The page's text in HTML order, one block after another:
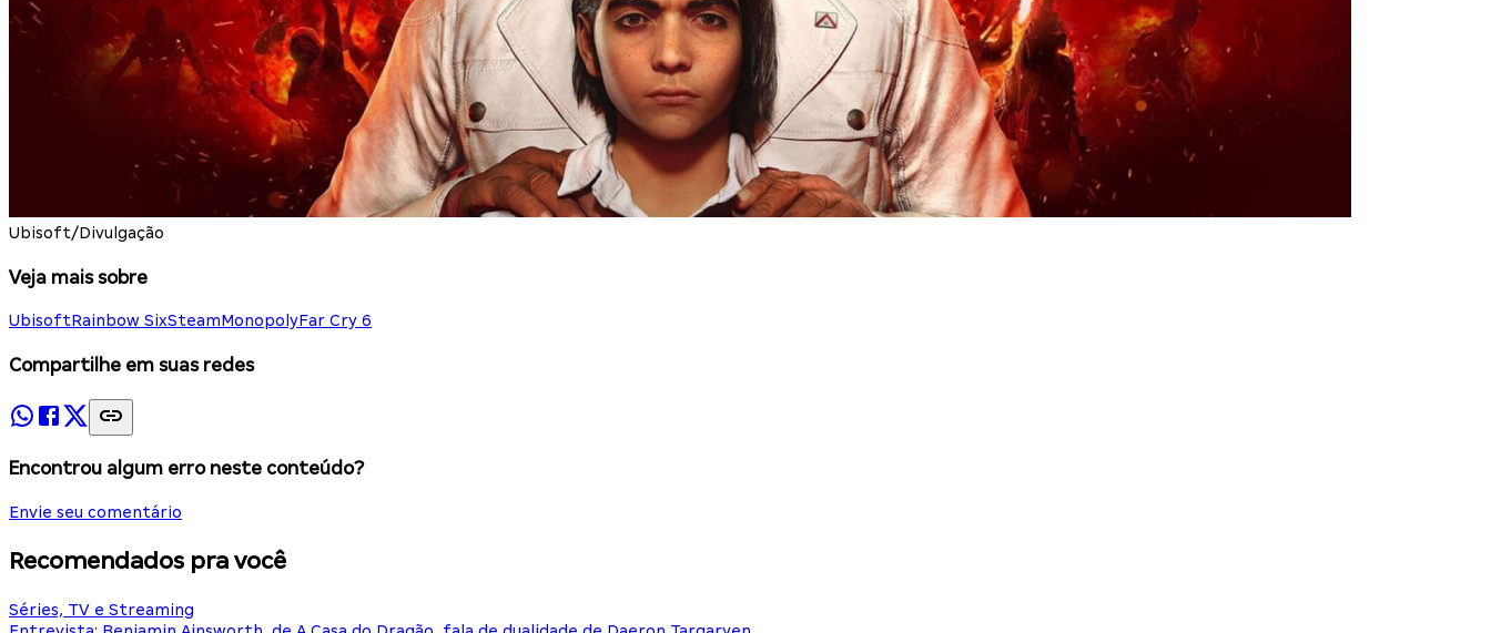
Ubisoft/Divulgação
Veja mais sobre
UbisoftRainbow SixSteamMonopolyFar Cry 6
Compartilhe em suas redes
Encontrou algum erro neste conteúdo?
Envie seu comentário
Recomendados pra você
Séries, TV e Streaming